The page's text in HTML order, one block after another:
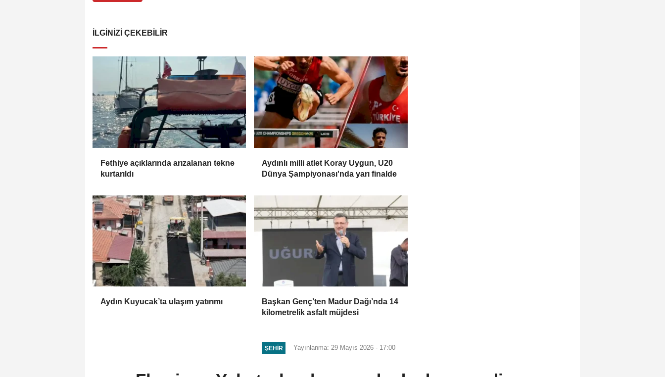
İLGINIZI ÇEKEBILIR
Fethiye açıklarında arızalanan tekne
kurtarıldı
Aydınlı milli atlet Koray Uygun, U20
Dünya Şampiyonası'nda yarı finalde
Aydın Kuyucak’ta ulaşım yatırımı
Başkan Genç’ten Madur Dağı’nda 14
kilometrelik asfalt müjdesi
ŞEHIR Yayınlanma: 29 Mayıs 2026 - 17:00